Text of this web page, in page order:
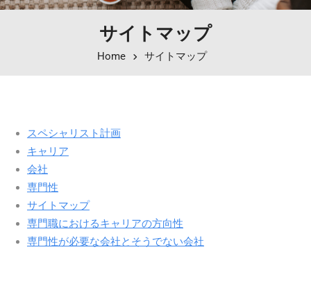
サイトマップ
Home サイトマップ
スペシャリスト計画
キャリア
会社
専門性
サイトマップ
専門職におけるキャリアの方向性
専門性が必要な会社とそうでない会社